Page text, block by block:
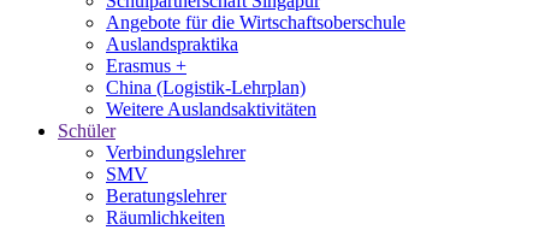
Angebote für die Wirtschaftsoberschule
Auslandspraktika
Erasmus +
China (Logistik-Lehrplan)
Weitere Auslandsaktivitäten
Schüler
Verbindungslehrer
SMV
Beratungslehrer
Räumlichkeiten